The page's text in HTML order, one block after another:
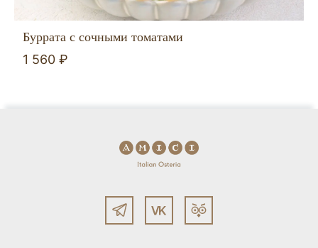
Буррата с сочными томатами
1 560 ₽